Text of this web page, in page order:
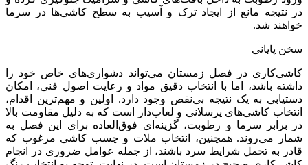
در نتیجه مانع از ایجاد ترک و آسیب به سطح کاشی‌ها در سرما
خواهند شد.
سخن پایانی
کاشی‌کاری در فصل زمستان می‌تواند دشواری‌های خاص خود را
داشته باشد، اما با انتخاب دقیق مواد و رعایت اصول فنی، امکان
دستیابی به یک نتیجه بی‌نقص وجود دارد. اولین و مهم‌ترین اقدام،
انتخاب کاشی‌های پرسلانی و لعاب‌دار است که به دلیل مقاومت بالا
در برابر سرما و رطوبت، گزینه‌ای فوق‌العاده برای این فصل به
شمار می‌روند. همچنین، انتخاب ملات و چسب کاشی‌ مرغوب که
قادر به تحمل شرایط سرد باشند، از جمله عوامل ضروری در انجام